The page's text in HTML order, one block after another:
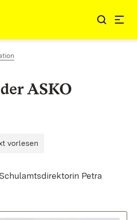
ASKO
vorlesen
Petra